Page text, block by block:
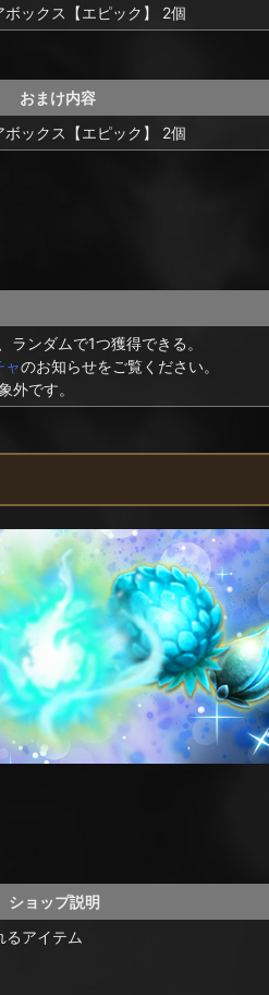
ボックス【エピック】 2個
おまけ内容
ボックス【エピック】 2個
ンダムで1つ獲得できる。
ャのお知らせをご覧ください。
外です。
ショップ説明
アイテム